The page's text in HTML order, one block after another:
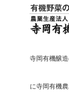
寺岡有機醸
に寺岡有機